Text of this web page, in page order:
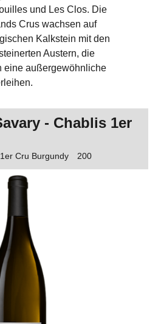
und Les Clos. Die
Crus wachsen auf
Kalkstein mit den
Austern, die
eine außergewöhnliche
- Chablis 1er
Cru Burgundy 200